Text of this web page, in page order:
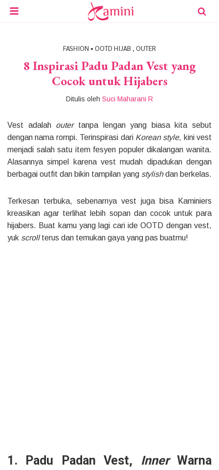
FASHION • OOTD HIJAB , OUTER
8 Inspirasi Padu Padan Vest yang
Cocok untuk Hijabers
Ditulis oleh Suci Maharani R
Vest adalah outer tanpa lengan yang biasa kita sebut
dengan nama rompi. Terinspirasi dari Korean style, kini vest
menjadi salah satu item fesyen populer dikalangan wanita.
Alasannya simpel karena vest mudah dipadukan dengan
berbagai outfit dan bikin tampilan yang stylishdan berkelas.
Terkesan terbuka, sebenarnya vest juga bisa Kaminiers
kreasikan agar terlihat lebih sopan dan cocok untuk para
hijabers. Buat kamu yang lagi cari ide OOTD dengan vest,
yuk scrollterus dan temukan gaya yang pas buatmu!
1. Padu Padan Vest, InnerWarna